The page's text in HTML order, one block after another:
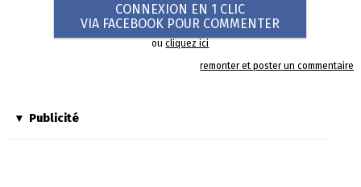
CONNEXION EN 1 CLIC
VIA FACEBOOK POUR COMMENTER
oucliquez ici
remonter et poster un commentaire
Publicité